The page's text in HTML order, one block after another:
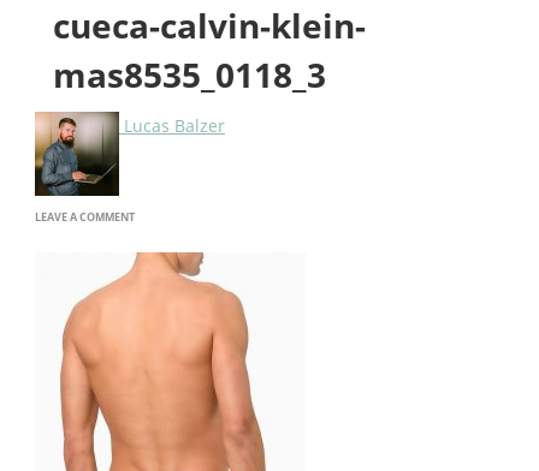
cueca-calvin-klein-
mas8535_0118_3
Lucas Balzer
LEAVE A COMMENTON
CALVIN-
MAS8535_0118_3